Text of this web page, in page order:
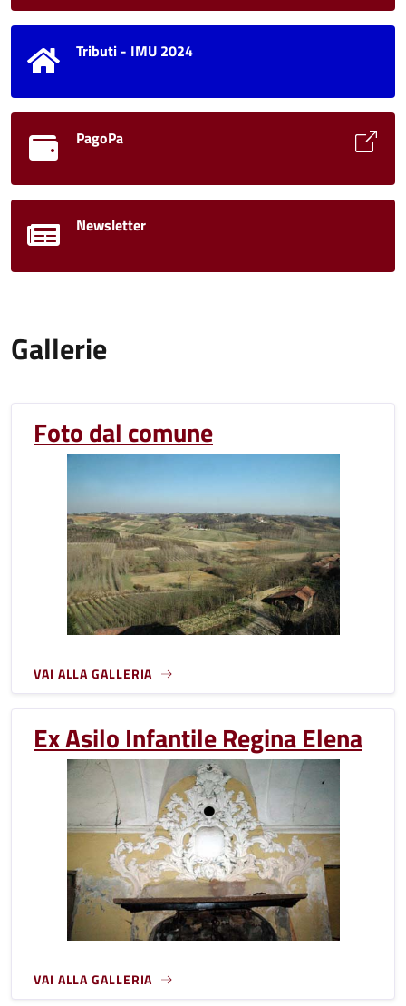
Tributi - IMU 2024
PagoPa
Newsletter
Gallerie
Foto dal comune
VAI ALLA GALLERIA
Ex Asilo Infantile Regina Elena
VAI ALLA GALLERIA